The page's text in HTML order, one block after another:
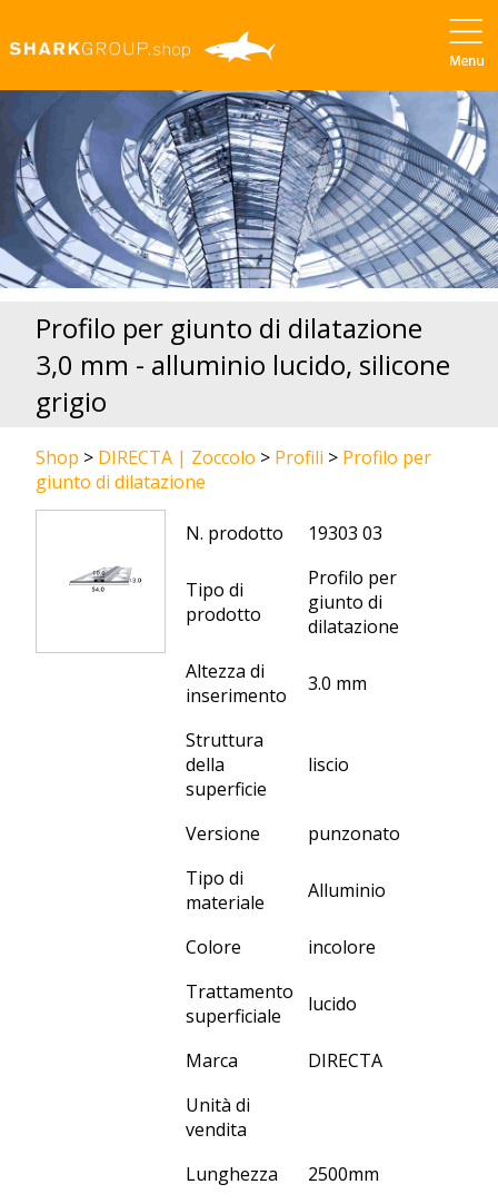
Profilo per giunto di dilatazione
3,0 mm - alluminio lucido, silicone
grigio
Shop > DIRECTA | Zoccolo > Profili > Profilo per
giunto di dilatazione
N. prodotto 19303 03
Tipo di
prodotto
Profilo per
giunto di
dilatazione
Altezza di
inserimento
3.0 mm
Struttura
della
superficie
liscio
Versione
punzonato
Tipo di
materiale
Alluminio
Colore
incolore
Trattamento
superficiale
lucido
Marca
DIRECTA
Unità di
vendita
Lunghezza
2500mm